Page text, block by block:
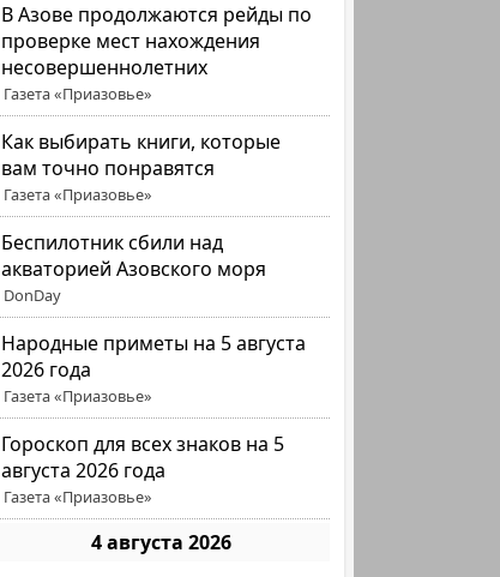
В Азове продолжаются рейды по
проверке мест нахождения
несовершеннолетних
Газета «Приазовье»
Как выбирать книги, которые
вам точно понравятся
Газета «Приазовье»
Беспилотник сбили над
акваторией Азовского моря
DonDay
Народные приметы на 5 августа
2026 года
Газета «Приазовье»
Гороскоп для всех знаков на 5
августа 2026 года
Газета «Приазовье»
4 августа 2026